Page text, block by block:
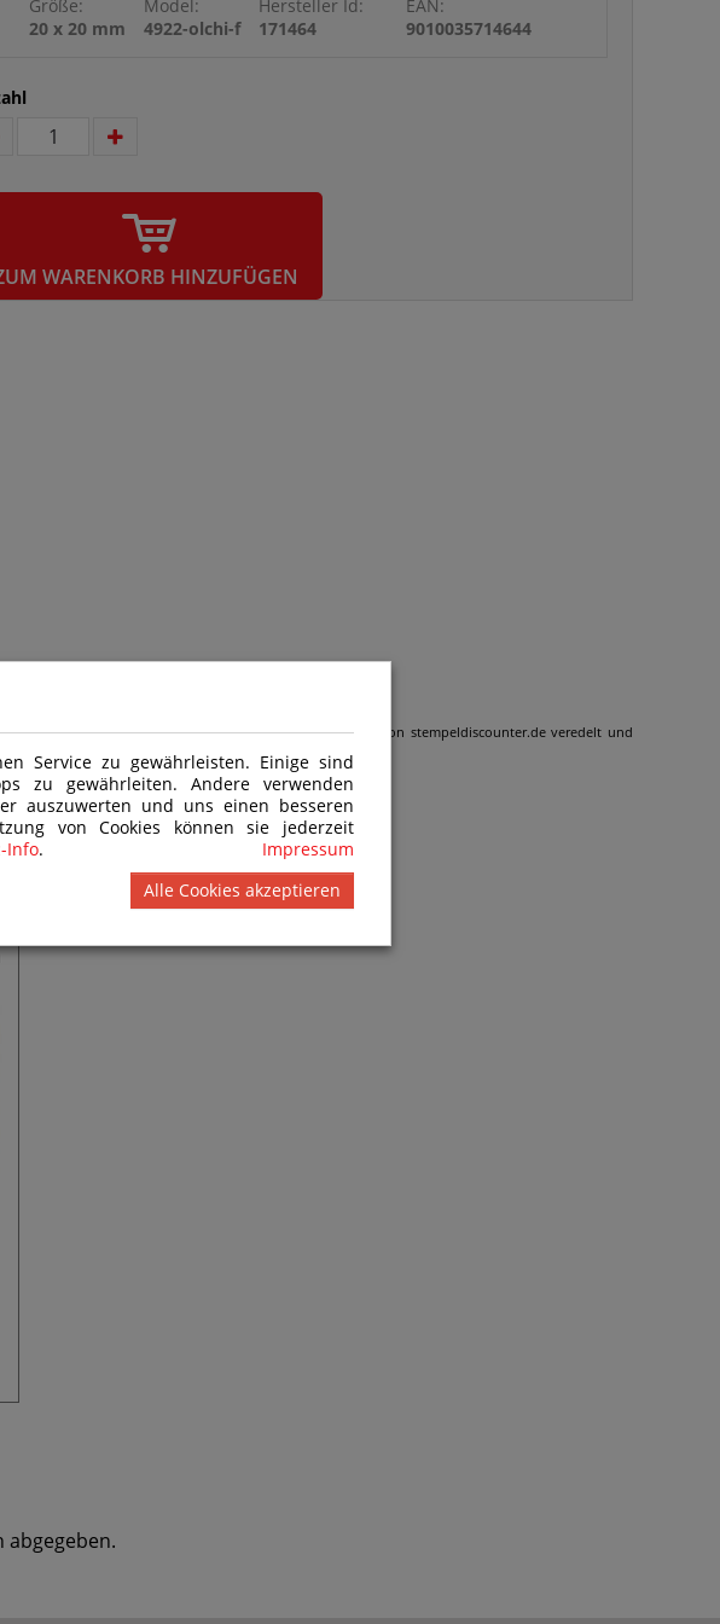
Service zu gewährleisten. Einige sind
zu gewährleiten. Andere verwenden
auszuwerten und uns einen besseren
von Cookies können sie jederzeit
Info.
Impressum
Alle Cookies akzeptieren
Größe:
20 x 20 mm
Model:
4922-olchi-f
Hersteller Id:
171464
EAN:
9010035714644
WARENKORB HINZUFÜGEN
Das Produkt wird gemäß den Kundenangaben von stempeldiscounter.de veredelt und
abgegeben.